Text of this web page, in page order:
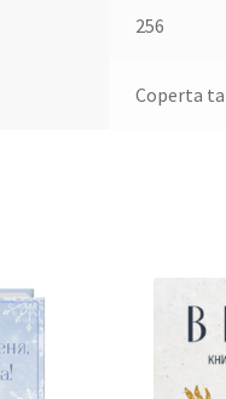
256
Coperta